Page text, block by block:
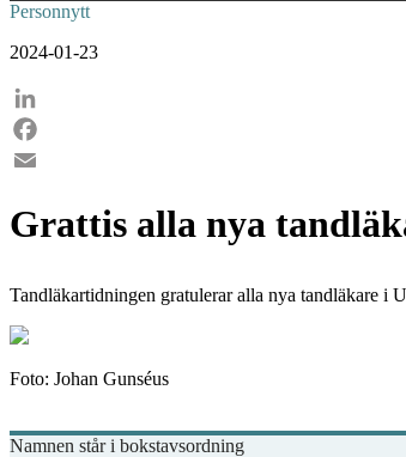
Personnytt
2024-01-23
LinkedIn
Facebook
Grattis alla nya
Tandläkartidningen gratulerar alla nya tandläkare i
Foto: Johan Gunséus
Namnen står i bokstavsordning